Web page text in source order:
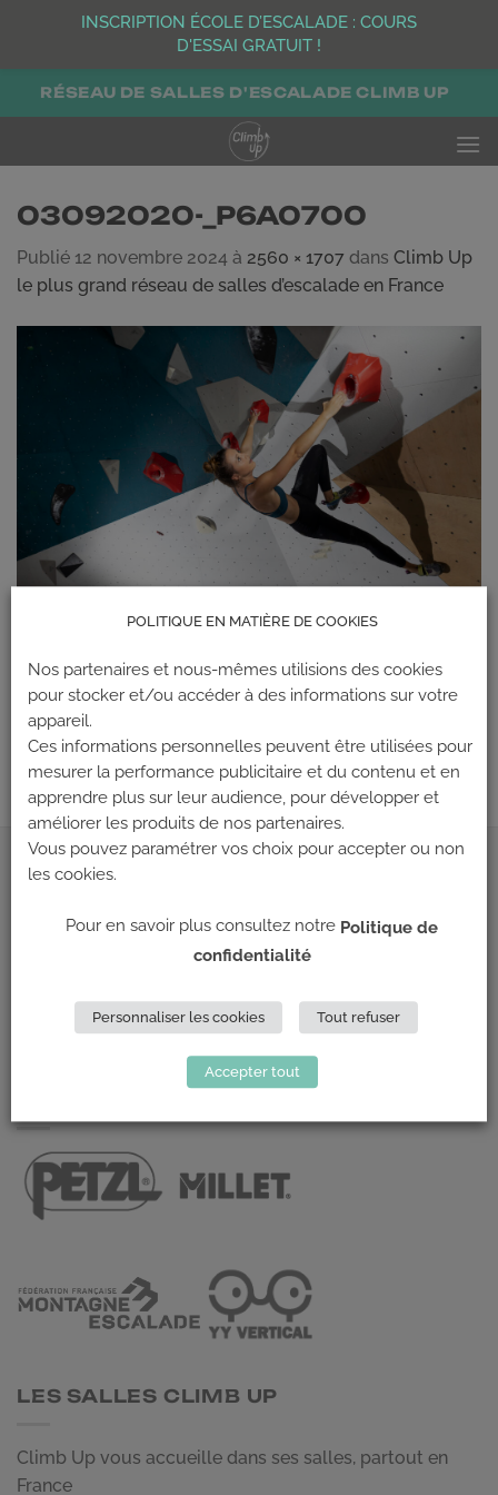
PasserRÉSEAU DE SALLES D'ESCALADE CLIMB UP
03092020-_P6A0700
Publié 12 novembre 2024 à 2560 × 1707 dans Climb Up
le plus grand réseau de salles d’escalade en France
Les commentaires et les rétroliens sont actuellement fermés.
←Précédent
Suivant→
ADRESSE
Climb Up (Siège social)
148 Avenue Jean Jaurès
LES SALLES CLIMB UP
Climb Up vous accueille dans ses salles, partout en
France
INSCRIPTION ÉCOLE D’ESCALADE : COURS
D'ESSAI GRATUIT !
POLITIQUE EN MATIÈRE DE COOKIES
Nos partenaires et nous-mêmes utilisions des cookies
pour stocker et/ou accéder à des informations sur votre
appareil.
Ces informations personnelles peuvent être utilisées pour
mesurer la performance publicitaire et du contenu et en
apprendre plus sur leur audience, pour développer et
améliorer les produits de nos partenaires.
Vous pouvez paramétrer vos choix pour accepter ou non
les cookies.
Pour en savoir plus consultez notre Politique de
confidentialité
Personnaliser les cookies Tout refuser
Accepter tout